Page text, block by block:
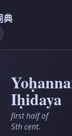
典
Iḥidaya
first half of
5th cent.